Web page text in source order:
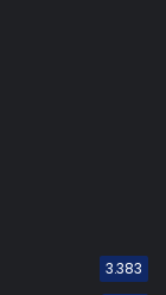
3.383